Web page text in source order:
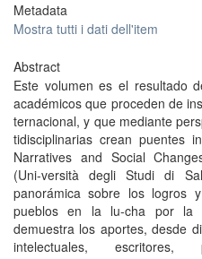
Metadata
Mostra tutti i dati dell'item
Abstract
Este volumen es el resultado
académicos que proceden de
ternacional, y que mediante
tidisciplinarias crean puentes
Narratives and Social
(Uni-versità degli Studi di
panorámica sobre los logros
pueblos en la lu-cha por la
demuestra los aportes, desde
intelectuales, escritores,